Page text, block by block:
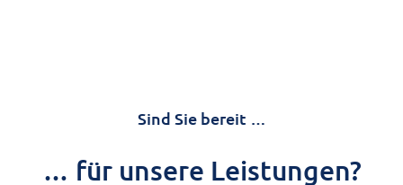
Sind Sie bereit …
… für unsere Leistungen?